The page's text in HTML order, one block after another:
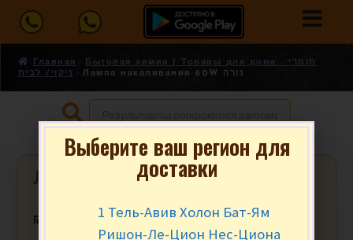
Главная
Бытовая химия | Товары для дома - חומרי
ניקוי/ לבית
Лампа накаливания 60W נורה
₪ за шт.
Выберите ваш регион для
доставки
1 Тель-Авив Холон Бат-Ям
Ришон-Ле-Цион Нес-Циона